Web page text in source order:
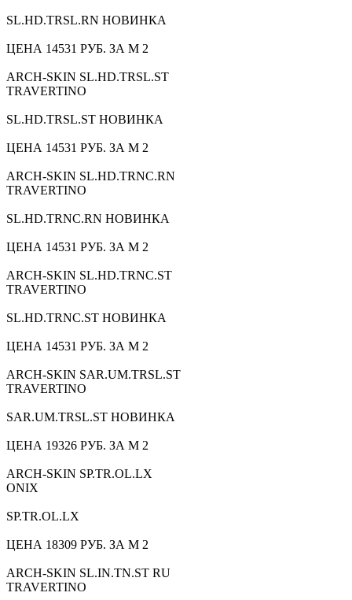
SL.HD.TRSL.RN НОВИНКА
ЦЕНА 14531 РУБ. ЗА М 2
ARCH-SKIN SL.HD.TRSL.ST
TRAVERTINO
SL.HD.TRSL.ST НОВИНКА
ЦЕНА 14531 РУБ. ЗА М 2
ARCH-SKIN SL.HD.TRNC.RN
TRAVERTINO
SL.HD.TRNC.RN НОВИНКА
ЦЕНА 14531 РУБ. ЗА М 2
ARCH-SKIN SL.HD.TRNC.ST
TRAVERTINO
SL.HD.TRNC.ST НОВИНКА
ЦЕНА 14531 РУБ. ЗА М 2
ARCH-SKIN SAR.UM.TRSL.ST
TRAVERTINO
SAR.UM.TRSL.ST НОВИНКА
ЦЕНА 19326 РУБ. ЗА М 2
ARCH-SKIN SP.TR.OL.LX
ONIX
SP.TR.OL.LX
ЦЕНА 18309 РУБ. ЗА М 2
ARCH-SKIN SL.IN.TN.ST RU
TRAVERTINO